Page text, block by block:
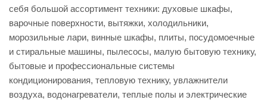
себя большой ассортимент техники: духовые шкафы,
варочные поверхности, вытяжки, холодильники,
морозильные лари, винные шкафы, плиты, посудомоечные
и стиральные машины, пылесосы, малую бытовую технику,
бытовые и профессиональные системы
кондиционирования, тепловую технику, увлажнители
воздуха, водонагреватели, теплые полы и электрические